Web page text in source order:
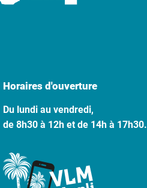
Horaires d'ouverture
Du lundi au vendredi,
de 8h30 à 12h et de 14h à 17h30.